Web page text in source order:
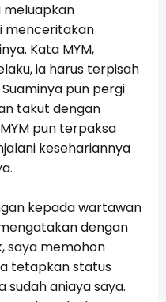
meluapkan
menceritakan
Kata MYM,
ia harus terpisah
pun pergi
takut dengan
pun terpaksa
kesehariannya
kepada wartawan
dengan
saya memohon
tetapkan status
sudah aniaya saya.